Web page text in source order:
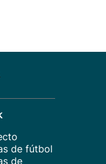
de fútbol
de